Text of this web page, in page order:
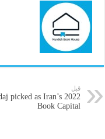
قبل
picked as Iran’s 2022
Book Capital